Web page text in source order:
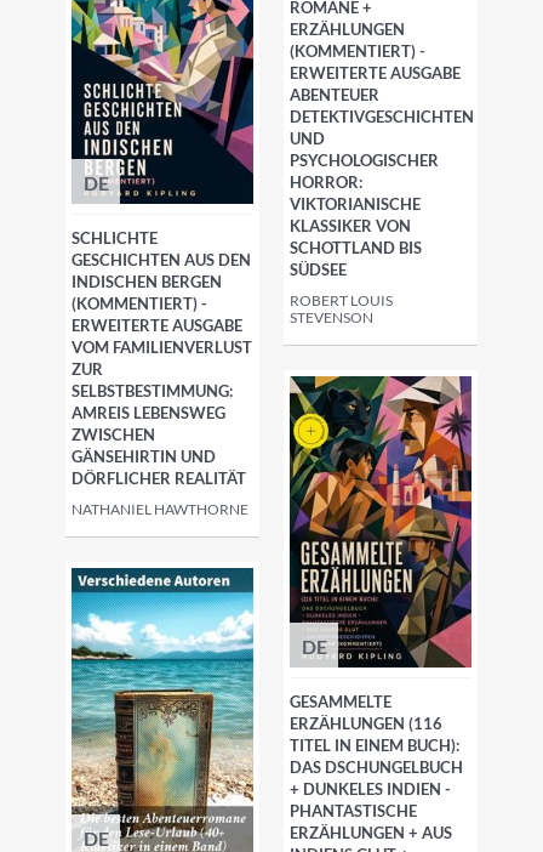
ROMANE +
ERZÄHLUNGEN
(KOMMENTIERT) -
ERWEITERTE AUSGABE
ABENTEUER
DETEKTIVGESCHICHTEN
UND
PSYCHOLOGISCHER
HORROR:
VIKTORIANISCHE
KLASSIKER VON
SCHOTTLAND BIS
SÜDSEE
ROBERT LOUIS
STEVENSON
DE
SCHLICHTE
GESCHICHTEN AUS DEN
INDISCHEN BERGEN
(KOMMENTIERT) -
ERWEITERTE AUSGABE
VOM FAMILIENVERLUST
ZUR
SELBSTBESTIMMUNG:
AMREIS LEBENSWEG
ZWISCHEN
GÄNSEHIRTIN UND
DÖRFLICHER REALITÄT
NATHANIEL HAWTHORNE
DE
GESAMMELTE
ERZÄHLUNGEN (116
TITEL IN EINEM BUCH):
DAS DSCHUNGELBUCH
+ DUNKELES INDIEN -
PHANTASTISCHE
ERZÄHLUNGEN + AUS
DE